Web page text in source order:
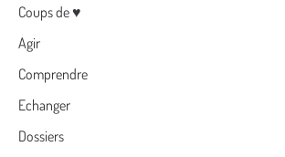
Menu
Coups de ♥
Agir
Comprendre
Echanger
Dossiers